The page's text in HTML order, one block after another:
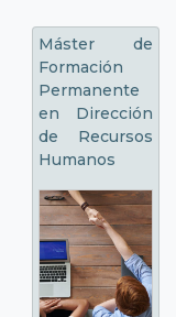
Máster de
Formación
Permanente
en Dirección
de Recursos
Humanos